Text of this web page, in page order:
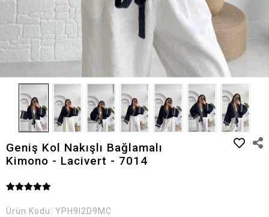
Geniş Kol Nakışlı Bağlamalı
Kimono - Lacivert - 7014
Ürün Kodu: YPH9I2D9MC